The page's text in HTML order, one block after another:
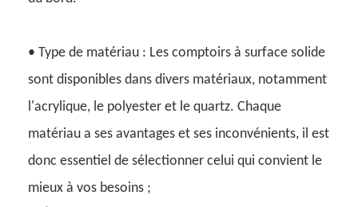
• Type de matériau : Les comptoirs à surface solide
sont disponibles dans divers matériaux, notamment
l'acrylique, le polyester et le quartz. Chaque
matériau a ses avantages et ses inconvénients, il est
donc essentiel de sélectionner celui qui convient le
mieux à vos besoins ;